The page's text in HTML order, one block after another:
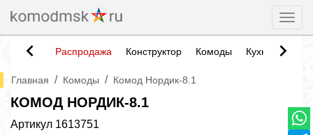
Распродажа Конструктор Комоды Кухни
Главная / Комоды / Комод Нордик-8.1
КОМОД НОРДИК-8.1
Артикул 1613751